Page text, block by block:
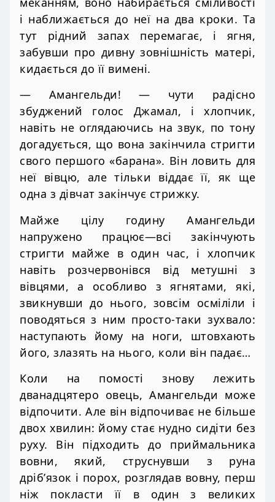
і наближається до неї на два кроки. Та
тут рідний запах перемагає, і ягня,
забувши про дивну зовнішність матері,
кидається до її вимені.
— Амангельди! — чути радісно
збуджений голос Джамал, і хлопчик,
навіть не оглядаючись на звук, по тону
догадується, що вона закінчила стригти
свого першого «барана». Він ловить для
неї вівцю, але тільки віддає її, як ще
одна з дівчат закінчує стрижку.
Майже цілу годину Амангельди
напружено працює—всі закінчують
стригти майже в один час, і хлопчик
навіть розчервонівся від метушні з
вівцями, а особливо з ягнятами, які,
звикнувши до нього, зовсім осміліли і
поводяться з ним просто-таки зухвало:
наступають йому на ноги, штовхають
його, злазять на нього, коли він падає…
Коли на помості знову лежить
дванадцятеро овець, Амангельди може
відпочити. Але він відпочиває не більше
двох хвилин: йому стає нудно сидіти без
руху. Він підходить до приймальника
вовни, який, струснувши з руна
дріб’язок і порох, розглядав вовну, перш
ніж покласти її в один з великих